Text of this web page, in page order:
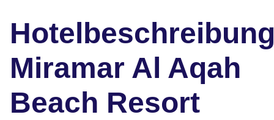
Miramar Al Aqah
Beach Resort